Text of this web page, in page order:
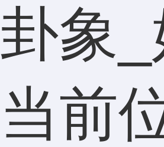
卦象
当前